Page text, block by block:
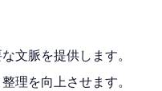
文脈を提供します。
理を向上させます。